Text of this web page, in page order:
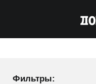
Фильтры: